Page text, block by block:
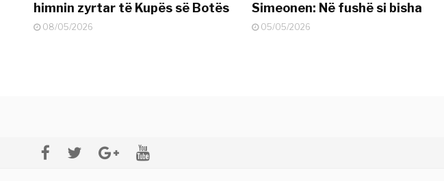
himnin zyrtar të Kupës së Botës
08/05/2026
Simeonen: Në fushë si bisha
05/05/2026